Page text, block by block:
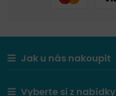
Jak u nás nakoupit
Vyberte si z nabídky